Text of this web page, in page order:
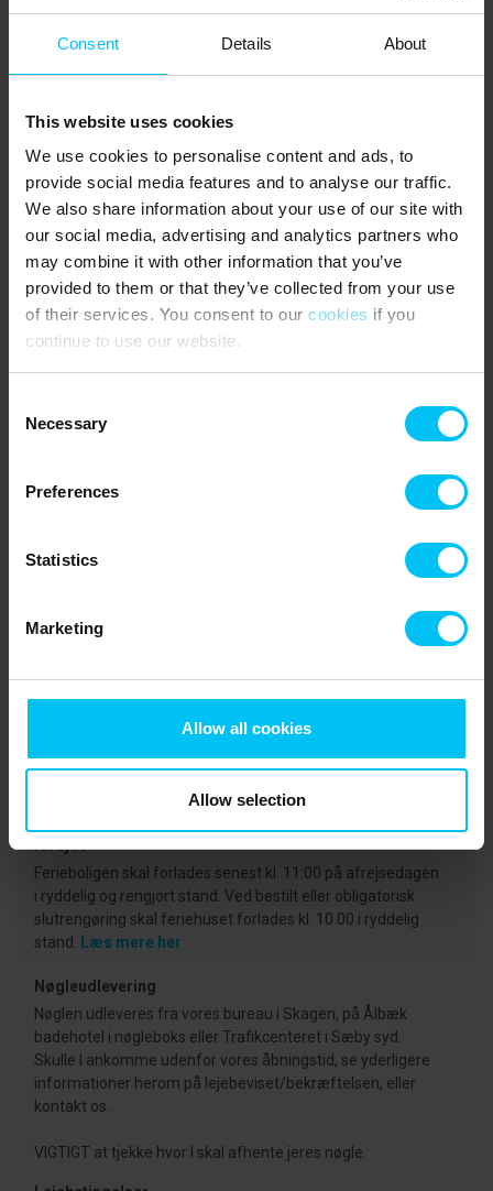
Consent Details About
This website uses cookies
We use cookies to personalise content and ads, to
provide social media features and to analyse our traffic.
We also share information about your use of our site with
our social media, advertising and analytics partners who
may combine it with other information that you’ve
provided to them or that they’ve collected from your use
of their services. You consent to our cookies if you
continue to use our website.
Selection
Necessary
Preferences
Statistics
Marketing
Allow all cookies
Allow selection
NÆRMESTE INDKØB:
OFFENTLIG TRANSPORT:
Skagen Station 900 meter.
OMRÅDET:
Skagen byder på et stort antal af detailbutikker,
kunsthåndværkere og seværdigheder. Et besøg på Skagens
Museum anbefales. Her kan I opleve de berømte malerier af de
store Skagensmalere som P.S. Krøyer, Anna Ancher, Michael
Ancher, Holger Drachmann og mange flere. Et besøg på Grenen,
Naturcenter, der har åbent i sommerhalvåret, kan I få indblik i,
hvordan området er blevet formet af vind, sand, hav og lys
På ankomstdagen kan indflytning ske tidligst fra kl. 15:00.
Afrejse
Ferieboligen skal forlades senest kl. 11:00 på afrejsedagen
i ryddelig og rengjort stand. Ved bestilt eller obligatorisk
slutrengøring skal feriehuset forlades kl. 10.00 i ryddelig
stand.
Læs mere her
Nøgleudlevering
Nøglen udleveres fra vores bureau i Skagen, på Ålbæk
badehotel i nøgleboks eller Trafikcenteret i Sæby syd.
Skulle I ankomme udenfor vores åbningstid, se yderligere
informationer herom på lejebeviset/bekræftelsen, eller
kontakt os.
VIGTIGT at tjekke hvor I skal afhente jeres nøgle.